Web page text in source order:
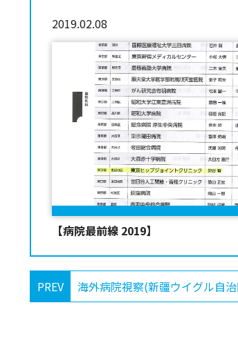
2019.02.08
【病院最前線 2019】
PREV 海外病院視察(新疆ウイグル自治